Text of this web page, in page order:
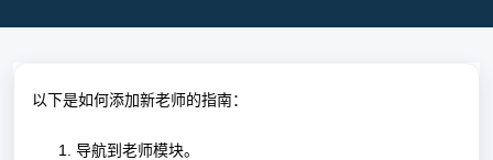
以下是如何添加新老师的指南：
导航到 老师模块。